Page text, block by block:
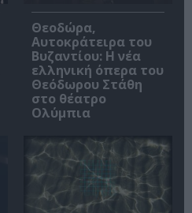
Θεοδώρα,
Αυτοκράτειρα του
Βυζαντίου: Η νέα
ελληνική όπερα του
Θεόδωρου Στάθη
στο θέατρο
Ολύμπια